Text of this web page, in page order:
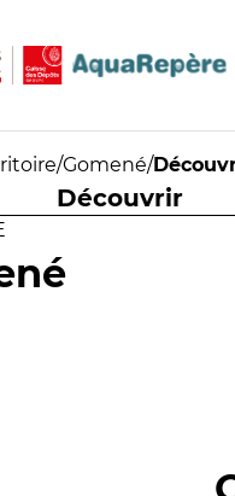
/Gomené/
Découvrir